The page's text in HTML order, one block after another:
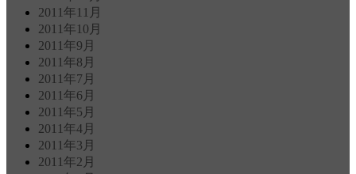
2011年11月
2011年10月
2011年9月
2011年8月
2011年7月
2011年6月
2011年5月
2011年4月
2011年3月
2011年2月